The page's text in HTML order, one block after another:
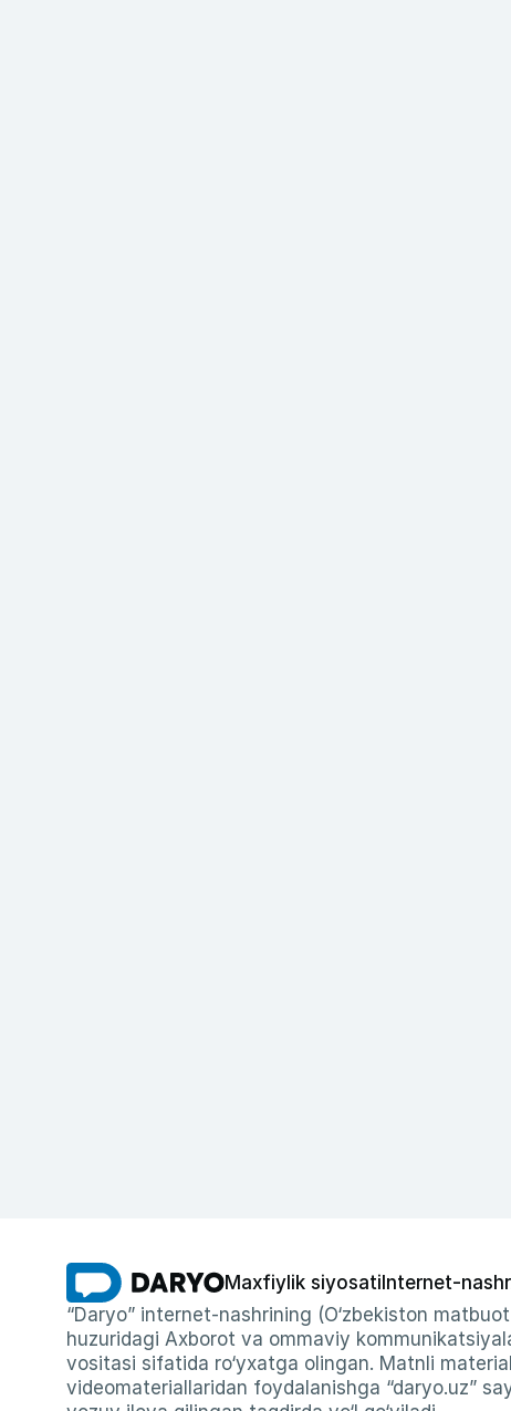
Maxfiylik siyosati Internet-nashr
“Daryo” internet-nashrining (O‘zbekiston
huzuridagi Axborot va ommaviy
vositasi sifatida ro‘yxatga olingan. Matnli
videomateriallaridan foydalanishga “daryo.uz”